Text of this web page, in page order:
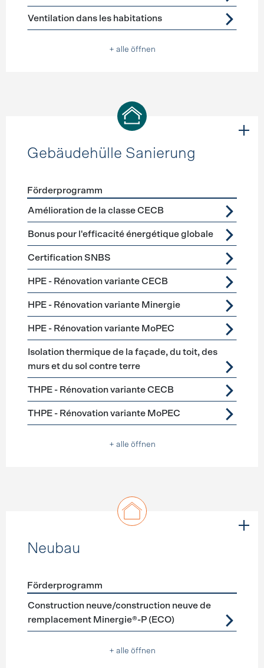
Ventilation dans les habitations
+ alle öffnen
Gebäudehülle Sanierung
Förderprogramme Gebäudehülle Sanierung
Förderprogramm
Amélioration de la classe CECB
Bonus pour l'efficacité énergétique globale
Certification SNBS
HPE - Rénovation variante CECB
HPE - Rénovation variante Minergie
HPE - Rénovation variante MoPEC
Isolation thermique de la façade, du toit, des
murs et du sol contre terre
THPE - Rénovation variante CECB
THPE - Rénovation variante MoPEC
+ alle öffnen
Neubau
Förderprogramme Neubau
Förderprogramm
Construction neuve/construction neuve de
remplacement Minergie®-P (ECO)
+ alle öffnen